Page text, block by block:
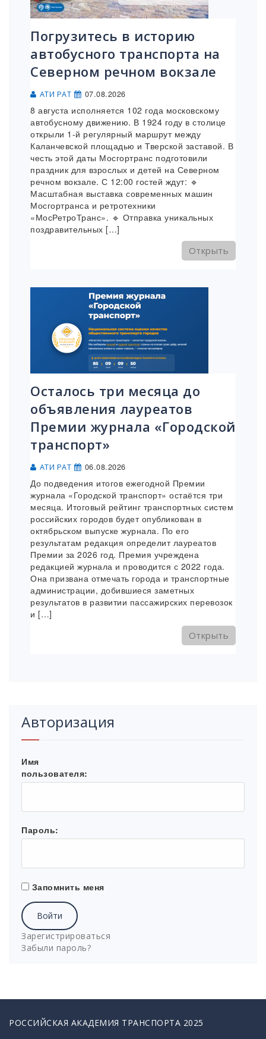
Погрузитесь в историю
автобусного транспорта на
Северном речном вокзале
АТИ РАТ 07.08.2026
8 августа исполняется 102 года московскому
автобусному движению. В 1924 году в столице
открыли 1-й регулярный маршрут между
Каланчевской площадью и Тверской заставой. В
честь этой даты Мосгортранс подготовили
праздник для взрослых и детей на Северном
речном вокзале. С 12:00 гостей ждут: 🔹
Масштабная выставка современных машин
Мосгортранса и ретротехники
«МосРетроТранс». 🔹 Отправка уникальных
поздравительных […]
Открыть
Осталось три месяца до
объявления лауреатов
Премии журнала «Городской
транспорт»
АТИ РАТ 06.08.2026
До подведения итогов ежегодной Премии
журнала «Городской транспорт» остаётся три
месяца. Итоговый рейтинг транспортных систем
российских городов будет опубликован в
октябрьском выпуске журнала. По его
результатам редакция определит лауреатов
Премии за 2026 год. Премия учреждена
редакцией журнала и проводится с 2022 года.
Она призвана отмечать города и транспортные
администрации, добившиеся заметных
результатов в развитии пассажирских перевозок
и […]
Открыть
Авторизация
Имя
пользователя:
Пароль:
Запомнить меня
Войти
Зарегистрироваться
Забыли пароль?
РОССИЙСКАЯ АКАДЕМИЯ ТРАНСПОРТА 2025